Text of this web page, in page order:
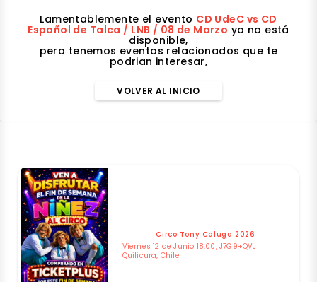
Lamentablemente el evento CD UdeC vs CD
Español de Talca / LNB / 08 de Marzo ya no está
disponible,
pero tenemos eventos relacionados que te
podrian interesar,
VOLVER AL INICIO
Circo Tony Caluga 2026
Viernes 12 de Junio 18:00, J7G9+QVJ
Quilicura, Chile